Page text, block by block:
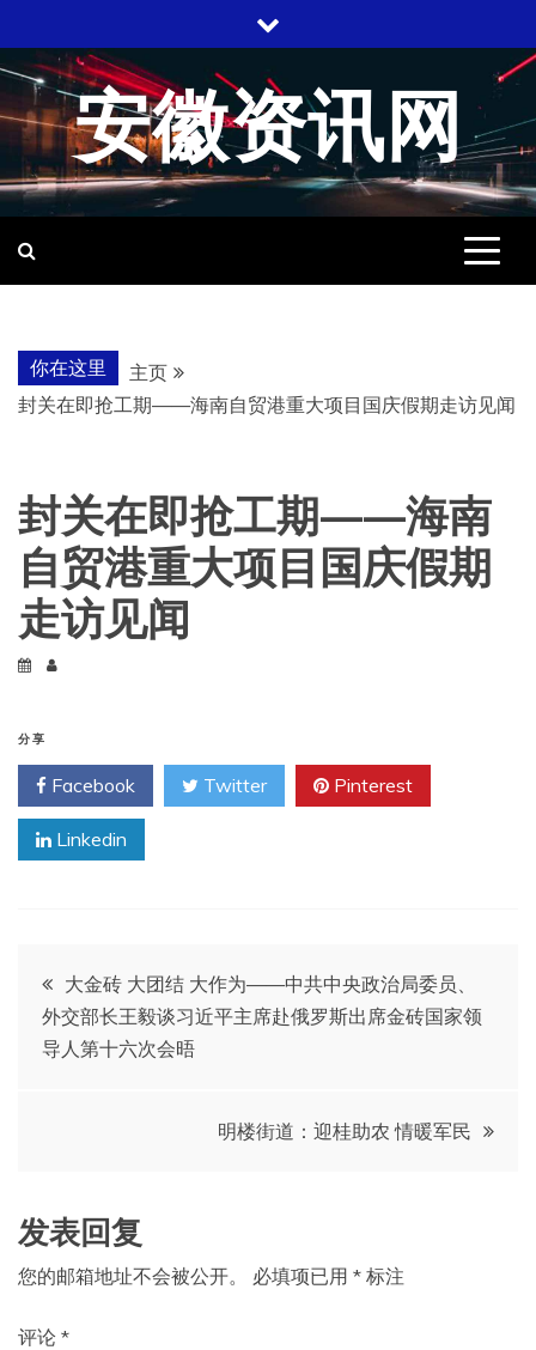
至
内
容
安徽资讯网
你在这里
主页
封关在即抢工期——海南自贸港重大项目国庆假期走访见闻
封关在即抢工期——海南
自贸港重大项目国庆假期
走访见闻
分享
Facebook Twitter Pinterest
Linkedin
文
章
大金砖 大团结 大作为——中共中央政治局委员、
外交部长王毅谈习近平主席赴俄罗斯出席金砖国家领
导人第十六次会晤
明楼街道：迎桂助农 情暖军民
发表回复
您的邮箱地址不会被公开。 必填项已用 * 标注
评论 *